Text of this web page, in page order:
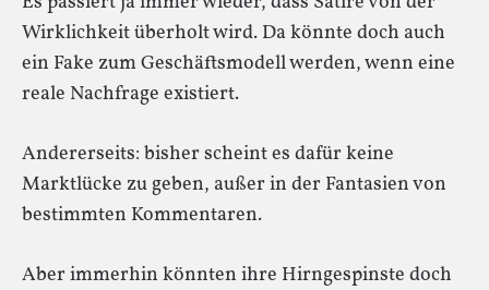
Wirklichkeit überholt wird. Da könnte doch auch
ein Fake zum Geschäftsmodell werden, wenn eine
reale Nachfrage existiert.
Andererseits: bisher scheint es dafür keine
Marktlücke zu geben, außer in der Fantasien von
bestimmten Kommentaren.
Aber immerhin könnten ihre Hirngespinste doch